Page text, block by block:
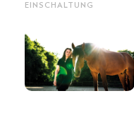
EINSCHALTUNG